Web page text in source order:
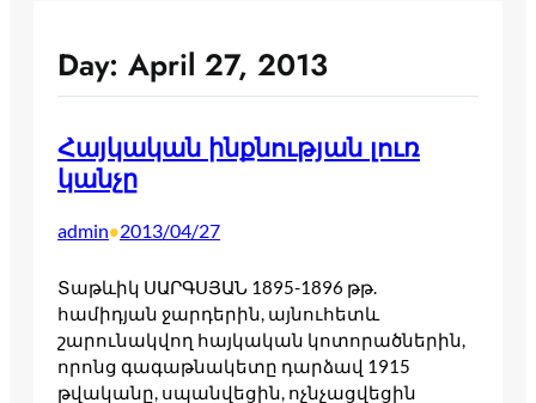
Day: April 27, 2013
Հայկական ինքնության լուռ
կանչը
admin•2013/04/27
Տաթևիկ ՍԱՐԳՍՅԱՆ 1895-1896 թթ.
համիդյան ջարդերին, այնուհետև
շարունակվող հայկական կոտորածներին,
որոնց գագաթնակետը դարձավ 1915
թվականը, սպանվեցին, ոչնչացվեցին